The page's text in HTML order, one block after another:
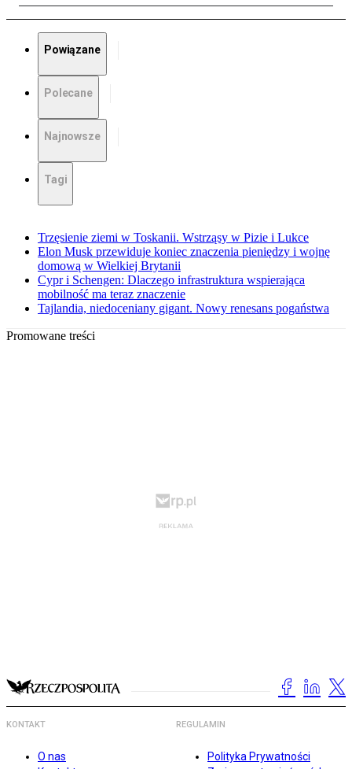
Powiązane
Polecane
Najnowsze
Tagi
Trzęsienie ziemi w Toskanii. Wstrząsy w Pizie i Lukce
Elon Musk przewiduje koniec znaczenia pieniędzy i wojnę
domową w Wielkiej Brytanii
Cypr i Schengen: Dlaczego infrastruktura wspierająca
mobilność ma teraz znaczenie
Tajlandia, niedoceniany gigant. Nowy renesans pogaństwa
Promowane treści
KONTAKT
O nas
REGULAMIN
Polityka Prywatności